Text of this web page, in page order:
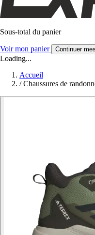
Sous-total du panier
Voir mon panier Continuer
Loading...
Accueil
/ Chaussures de